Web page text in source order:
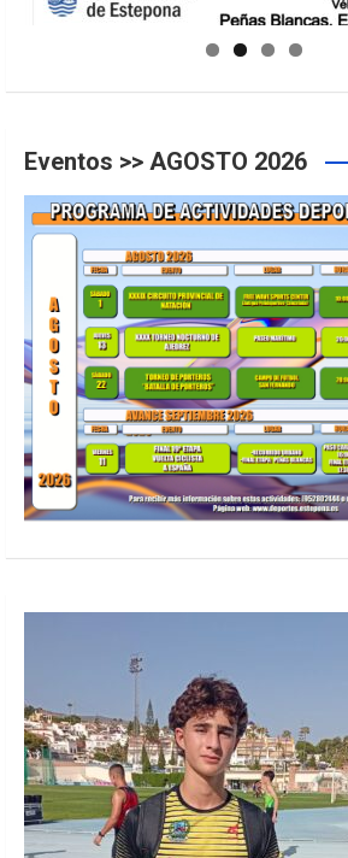
GUIA DE INSTALACIONES DEPORTIVAS
Eventos >> AGOSTO 2026